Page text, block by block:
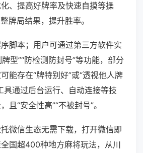
、提高好牌率及快速自摸等操
牌局结果，提升胜率。
脚本；用户可通过第三方软件实
型”“防检测防封号”等功能，部分
能存在“牌特别好”或“透视他人牌
具通过后台运行、自动连接等技
且“安全性高”“不被封号”。
微信生态无需下载，打开微信即
国超400种地方麻将玩法，从川